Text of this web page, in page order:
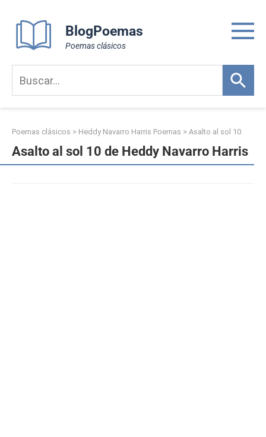
content
BlogPoemas
Poemas clásicos
Poemas clásicos > Heddy Navarro Harris Poemas > Asalto al sol 10
Asalto al sol 10 de Heddy Navarro Harris